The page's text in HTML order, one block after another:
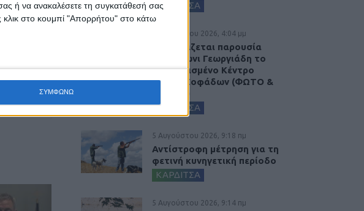
ή να ανακαλέσετε τη συγκατάθεσή σας
κλικ στο κουμπί "Απορρήτου" στο κάτω
ΣΥΜΦΩΝΩ
ΚΑΡΔΙΤΣΑ
5 Αυγούστου 2026, 4:04 μμ
Εγκαινιάζεται παρουσία
του Άδωνι Γεωργιάδη το
ανακαινισμένο Κέντρο
Υγείας Σοφάδων (ΦΩΤΟ &
ΚΑΡΔΙΤΣΑ
5 Αυγούστου 2026, 9:18 πμ
Αντίστροφη μέτρηση για τη
φετινή κυνηγετική περίοδο
ΚΑΡΔΙΤΣΑ
5 Αυγούστου 2026, 9:14 πμ